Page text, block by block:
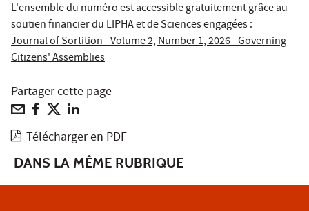
L'ensemble du numéro est accessible gratuitement grâce au
soutien financier du LIPHA et de Sciences engagées :
Journal of Sortition - Volume 2, Number 1, 2026 - Governing
Citizens' Assemblies
Partager cette page
Télécharger en PDF
DANS LA MÊME RUBRIQUE